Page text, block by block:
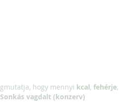
hogy mennyi kcal, fehérje,
Sonkás vagdalt (konzerv)